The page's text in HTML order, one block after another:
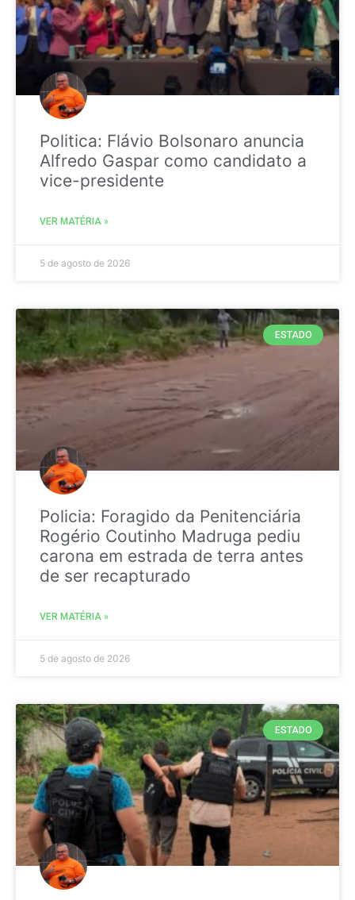
Politica: Flávio Bolsonaro anuncia
Alfredo Gaspar como candidato a
vice-presidente
VER MATÉRIA »
5 de agosto de 2026
ESTADO
Policia: Foragido da Penitenciária
Rogério Coutinho Madruga pediu
carona em estrada de terra antes
de ser recapturado
VER MATÉRIA »
5 de agosto de 2026
ESTADO